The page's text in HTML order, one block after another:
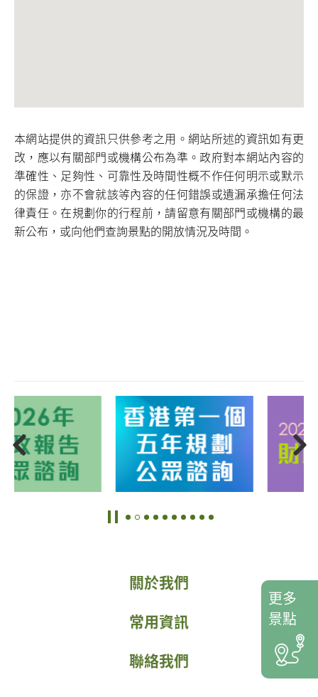
本網站提供的資訊只供參考之用。網站所述的資訊如有更
改，應以有關部門或機構公布為準。政府對本網站內容的
準確性、足夠性、可靠性及時間性概不作任何明示或默示
的保證，亦不會就該等內容的任何錯誤或遺漏承擔任何法
律責任。在規劃你的行程前，請留意有關部門或機構的最
新公布，或向他們查詢景點的開放情況及時間。
關於我們
常用資訊
聯絡我們
更多
景點